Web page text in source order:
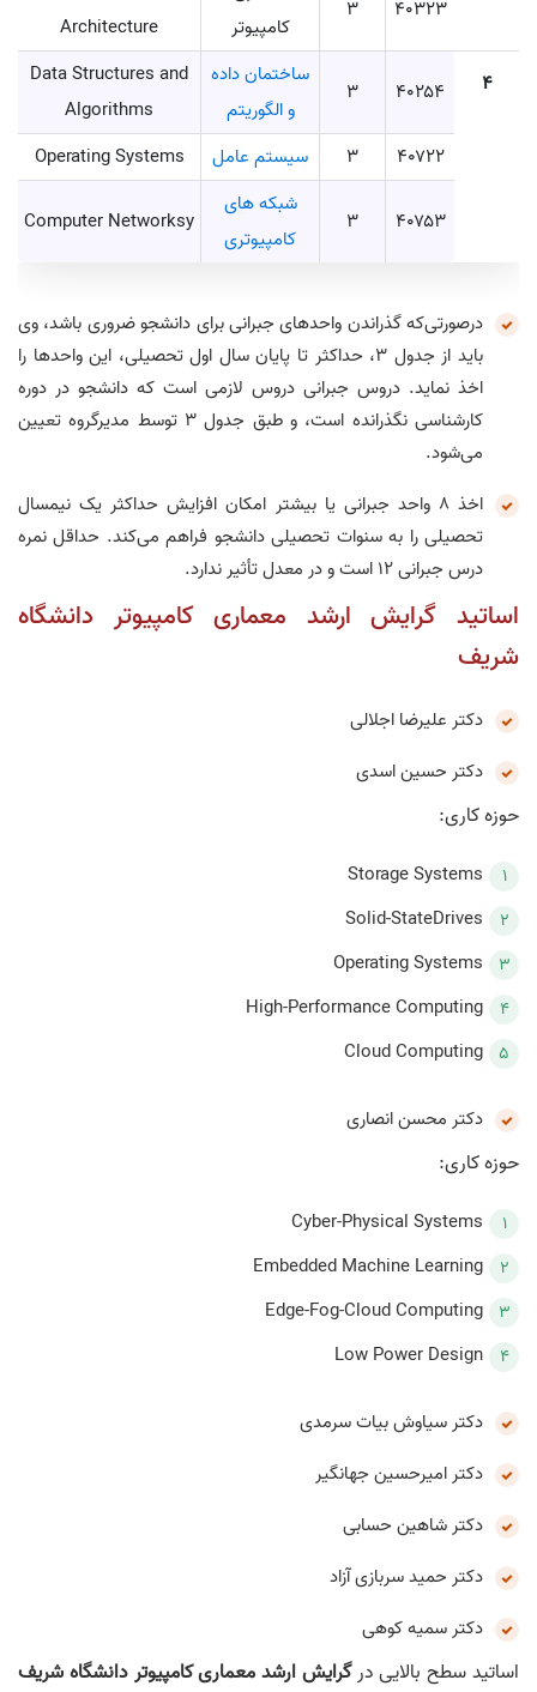
۴۰۳۲۳ ۳
کامپیوتر
Architecture
4
۴۰۲۵۴ ۳
ساختمان داده
و الگوریتم
Data Structures and
Algorithms
۴۰۷۲۲
۳ سیستم عامل Operating Systems
۴۰۷۵۳ ۳
شبکه های
کامپیوتری
Computer Networksy
درصورتی‌که گذراندن واحدهای جبرانی برای دانشجو ضروری باشد، وی
باید از جدول ۳، حداکثر تا پایان سال اول تحصیلی، این واحدها را
اخذ نماید. دروس جبرانی دروس لازمی است که دانشجو در دوره
کارشناسی نگذرانده است، و طبق جدول ۳ توسط مدیرگروه تعیین‌
می‌شود.
اخذ ۸ واحد جبرانی یا بیشتر امکان افزایش حداکثر یک نیمسال
تحصیلی را به سنوات تحصیلی دانشجو فراهم می‌کند. حداقل نمره
درس جبرانی ۱۲ است و در معدل تأثیر ندارد.
اساتید گرایش ارشد معماری کامپیوتر دانشگاه
شریف
دکتر علیرضا اجلالی
دکتر حسین اسدی
حوزه کاری:
Storage Systems
Solid-StateDrives
Operating Systems
High-Performance Computing
Cloud Computing
دکتر محسن انصاری
حوزه کاری:
Cyber-Physical Systems
Embedded Machine Learning
Edge-Fog-Cloud Computing
Low Power Design
دکتر سیاوش بیات سرمدی
دکتر امیرحسین جهانگیر
دکتر شاهین حسابی
دکتر حمید سربازی آزاد
دکتر سمیه کوهی
اساتید سطح بالایی درگرایش ارشد معماری کامپیوتر دانشگاه شریف